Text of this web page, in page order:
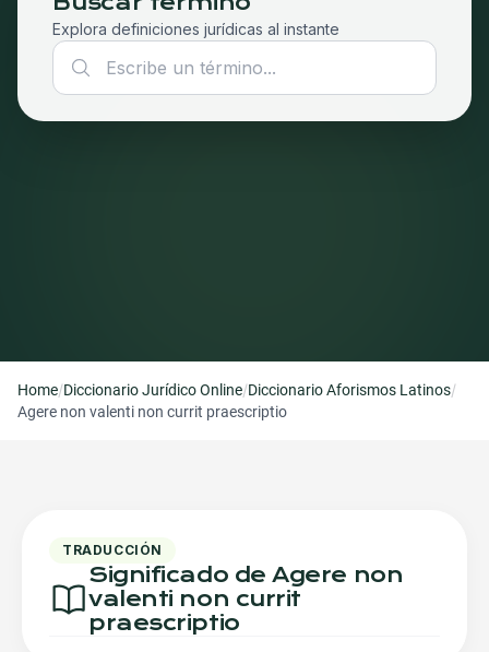
Explora definiciones jurídicas al instante
Home/Diccionario Jurídico Online/Diccionario Aforismos Latinos/
Agere non valenti non currit praescriptio
TRADUCCIÓN
Significado de Agere non
valenti non currit
praescriptio